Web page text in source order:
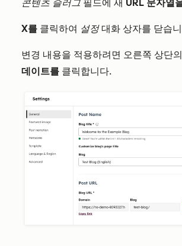
콘텐츠 슬러그 필드에 새 URL 문자열
X를 클릭하여 설정대화 상자를 닫습
변경 내용을 적용하려면 오른쪽 상단의
데이트를 클릭합니다.